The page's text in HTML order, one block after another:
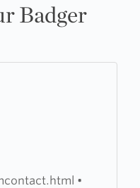
Badger
•